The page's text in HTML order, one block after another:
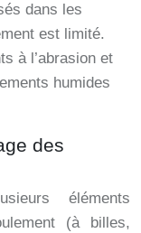
dans les
est limité.
à l’abrasion et
humides
des
éléments
(à billes,